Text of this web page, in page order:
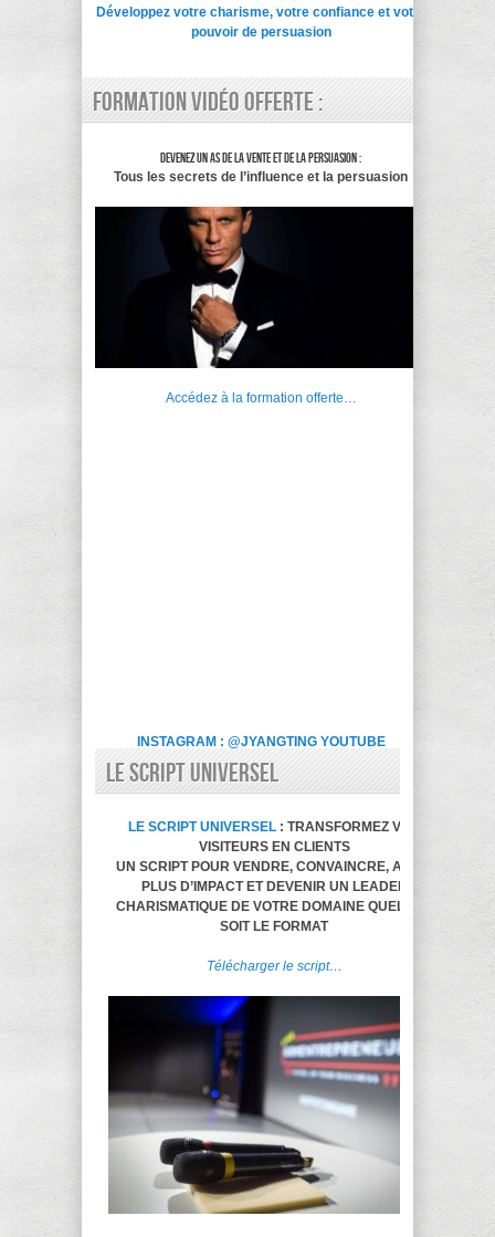
Développez votre charisme, votre confiance et votre
pouvoir de persuasion
Formation vidéo offerte :
Devenez un as de la vente et de la persuasion :
Tous les secrets de l’influence et la persuasion
Accédez à la formation offerte…
INSTAGRAM : @JYANGTING YOUTUBE
LE SCRIPT UNIVERSEL
LE SCRIPT UNIVERSEL : TRANSFORMEZ VOS
VISITEURS EN CLIENTS
UN SCRIPT POUR VENDRE, CONVAINCRE, AVOIR
PLUS D’IMPACT ET DEVENIR UN LEADER
CHARISMATIQUE DE VOTRE DOMAINE QUELQUE
SOIT LE FORMAT
Télécharger le script…